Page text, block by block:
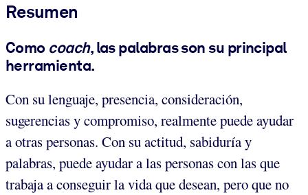
Resumen
Como coach, las palabras son su principal
herramienta.
Con su lenguaje, presencia, consideración,
sugerencias y compromiso, realmente puede ayudar
a otras personas. Con su actitud, sabiduría y
palabras, puede ayudar a las personas con las que
trabaja a conseguir la vida que desean, pero que no